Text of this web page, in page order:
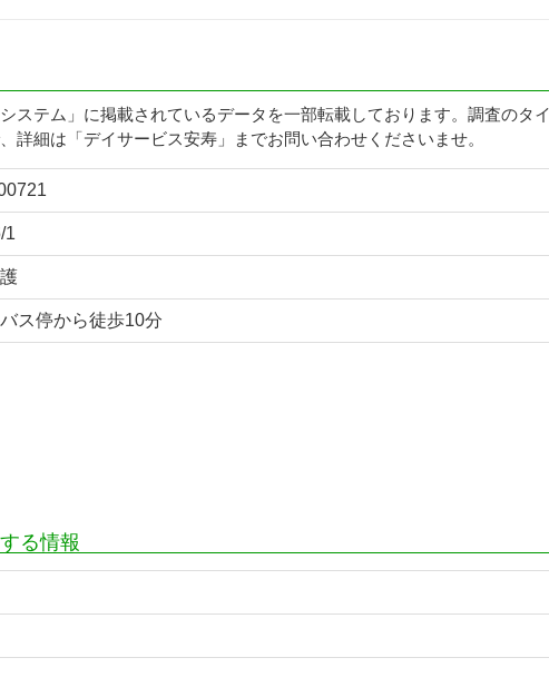
ステム」に掲載されているデータを一部転載しております。調査のタイ
詳細は「デイサービス安寿」までお問い合わせくださいませ。
1
ス停から徒歩10分
る情報